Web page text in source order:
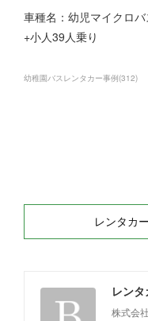
車種名：幼児マイクロ
+小人39人乗り
幼稚園バスレンタカー事例(312)
レンタカ
レン
株式会